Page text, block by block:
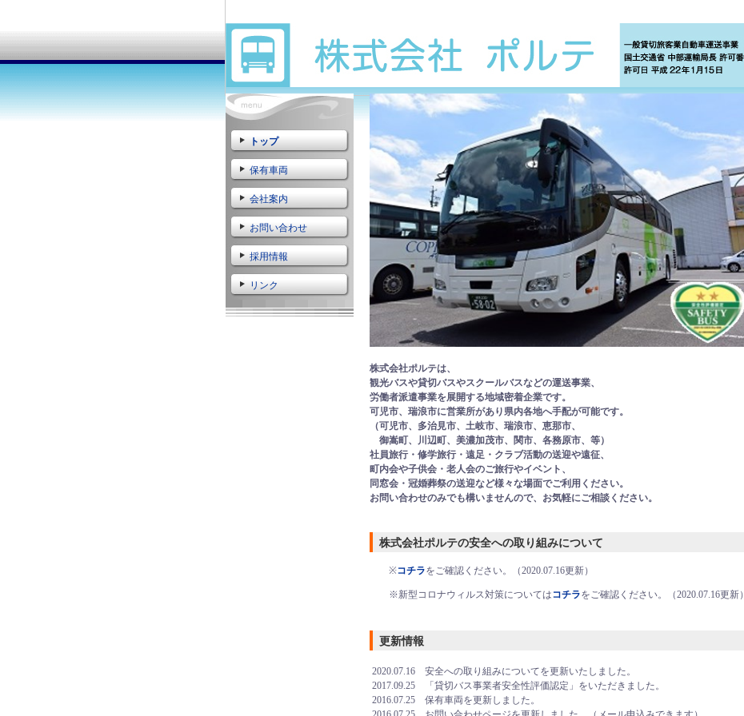
トップ
保有車両
会社案内
お問い合わせ
採用情報
リンク
株式会社ポルテは、
観光バスや貸切バスやスクールバスなどの運送事業、
労働者派遣事業を展開する地域密着企業です。
可児市、瑞浪市に営業所があり県内各地へ手配が可能です。
（可児市、多治見市、土岐市、瑞浪市、恵那市、
御嵩町、川辺町、美濃加茂市、関市、各務原市、等）
社員旅行・修学旅行・遠足・クラブ活動の送迎や遠征、
町内会や子供会・老人会のご旅行やイベント、
同窓会・冠婚葬祭の送迎など様々な場面でご利用ください。
お問い合わせのみでも構いませんので、お気軽にご相談ください。
株式会社ポルテの安全への取り組みについて
※コチラをご確認ください。（2020.07.16更新）
※新型コロナウィルス対策についてはコチラをご確認ください。（2020.07.16更新）
更新情報
2020.07.16 安全への取り組みについてを更新いたしました。
2017.09.25 「貸切バス事業者安全性評価認定」をいただきました。
2016.07.25 保有車両を更新しました。